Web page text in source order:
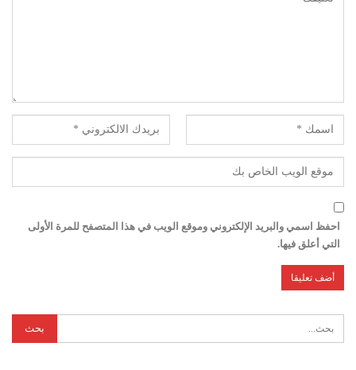
احفظ اسمي والبريد الإلكتروني وموقع الويب في هذا المتصفح للمرة الأولى
التي أعلق فيها.